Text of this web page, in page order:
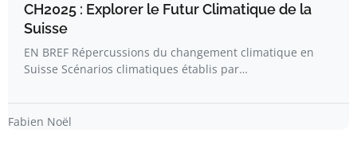
CH2025 : Explorer le Futur Climatique de la
Suisse
EN BREF Répercussions du changement climatique en
Suisse Scénarios climatiques établis par…
Fabien Noël